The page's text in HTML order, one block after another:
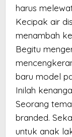
harus
Kecipak air
menambah
Begitu
baru model
Inilah
Seorang
branded.
untuk anak